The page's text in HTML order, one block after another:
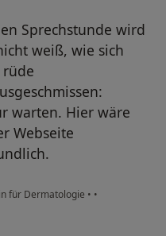
Sprechstunde wird
weiß, wie sich
warten. Hier wäre
Webseite
für Dermatologie • •